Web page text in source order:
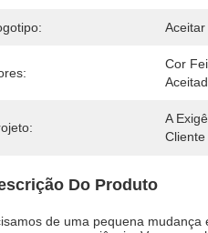
Cor
A
Cliente
Do Produto
de uma pequena